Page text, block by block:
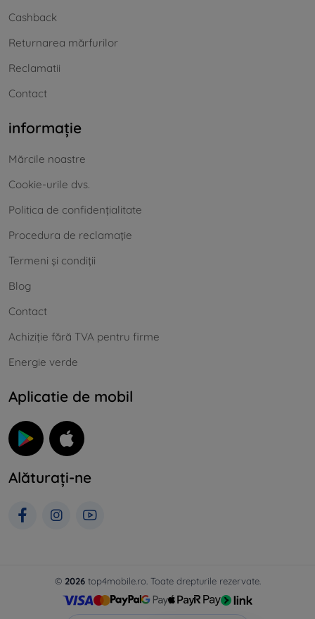
Cashback
Returnarea mărfurilor
Reclamatii
Contact
informație
Mărcile noastre
Cookie-urile dvs.
Politica de confidențialitate
Procedura de reclamație
Termeni și condiții
Blog
Contact
Achiziție fără TVA pentru firme
Energie verde
Aplicatie de mobil
Alăturați-ne
© 2026top4mobile.ro. Toate drepturile rezervate.